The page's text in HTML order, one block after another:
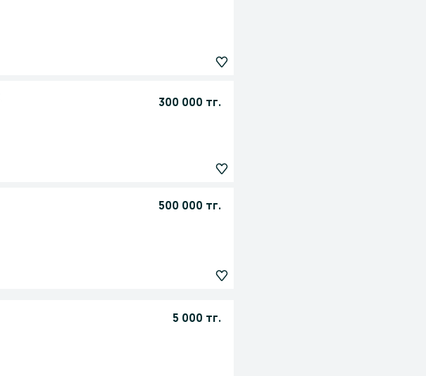
300 000 тг.
500 000 тг.
5 000 тг.